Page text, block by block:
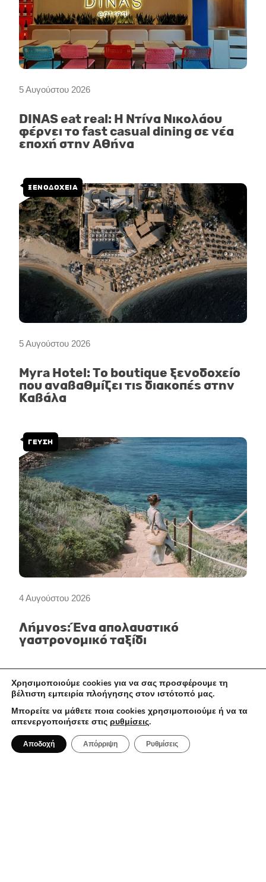
5 Αυγούστου 2026
DINAS eat real: Η Ντίνα Νικολάου
φέρνει το fast casual dining σε νέα
εποχή στην Αθήνα
5 Αυγούστου 2026
ΞΕΝΟΔΟΧΕΙΑ
Myra Hotel: Το boutique ξενοδοχείο
που αναβαθμίζει τις διακοπές στην
Καβάλα
4 Αυγούστου 2026
ΓΕΎΣΗ
Λήμνος: Ένα απολαυστικό
γαστρονομικό ταξίδι
ΕΣΤΙΑΤΌΡΙΑ
Χρησιμοποιούμε cookies για να σας προσφέρουμε τη
βέλτιστη εμπειρία πλοήγησης στον ιστότοπό μας.
Μπορείτε να μάθετε ποια cookies χρησιμοποιούμε ή να τα
απενεργοποιήσετε στις ρυθμίσεις.
Αποδοχή Απόρριψη Ρυθμίσεις